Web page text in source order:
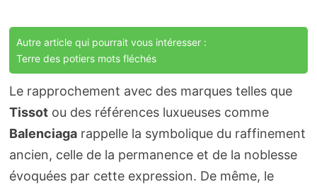
Autre article qui pourrait vous intéresser :
Terre des potiers mots fléchés
Le rapprochement avec des marques telles que
Tissotou des références luxueuses comme
Balenciagarappelle la symbolique du raffinement
ancien, celle de la permanence et de la noblesse
évoquées par cette expression. De même, le